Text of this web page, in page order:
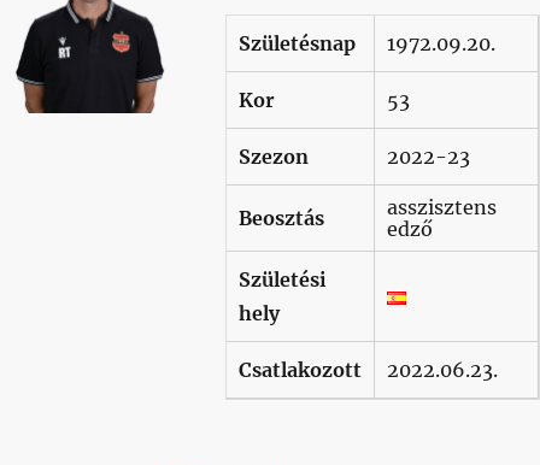
Születésnap 1972.09.20.
Kor 53
Szezon 2022-23
Beosztás
asszisztens
edző
Születési
hely
Csatlakozott 2022.06.23.